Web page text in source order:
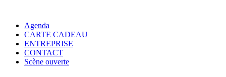
Agenda
CARTE CADEAU
ENTREPRISE
CONTACT
Scène ouverte